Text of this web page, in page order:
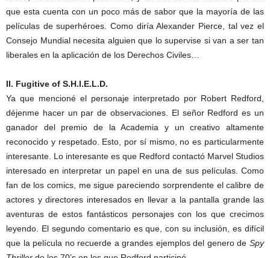
que esta cuenta con un poco más de sabor que la mayoría de las
películas de superhéroes. Como diría Alexander Pierce, tal vez el
Consejo Mundial necesita alguien que lo supervise si van a ser tan
liberales en la aplicación de los Derechos Civiles…
II. Fugitive of S.H.I.E.L.D.
Ya que mencioné el personaje interpretado por Robert Redford,
déjenme hacer un par de observaciones. El señor Redford es un
ganador del premio de la Academia y un creativo altamente
reconocido y respetado. Esto, por sí mismo, no es particularmente
interesante. Lo interesante es que Redford contactó Marvel Studios
interesado en interpretar un papel en una de sus películas. Como
fan de los comics, me sigue pareciendo sorprendente el calibre de
actores y directores interesados en llevar a la pantalla grande las
aventuras de estos fantásticos personajes con los que crecimos
leyendo. El segundo comentario es que, con su inclusión, es difícil
que la película no recuerde a grandes ejemplos del genero de Spy